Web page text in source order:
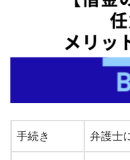
手続き 弁護士